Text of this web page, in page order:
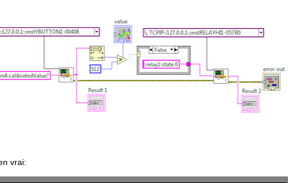
vrai: